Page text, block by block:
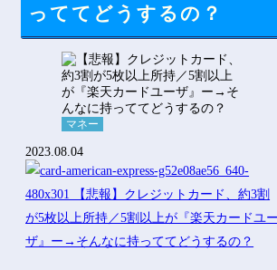
っててどうするの？
マネー
2023.08.04